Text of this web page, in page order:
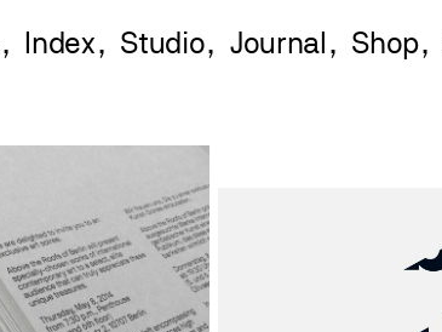
Index Studio Journal Shop